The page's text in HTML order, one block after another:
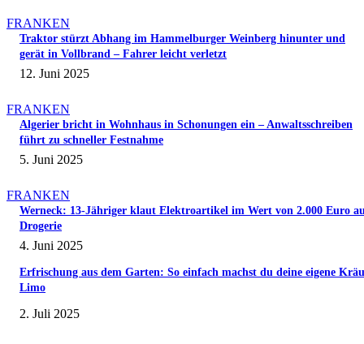
FRANKEN
Traktor stürzt Abhang im Hammelburger Weinberg hinunter und
gerät in Vollbrand – Fahrer leicht verletzt
12. Juni 2025
FRANKEN
Algerier bricht in Wohnhaus in Schonungen ein – Anwaltsschreiben
führt zu schneller Festnahme
5. Juni 2025
FRANKEN
Werneck: 13-Jähriger klaut Elektroartikel im Wert von 2.000 Euro
Drogerie
4. Juni 2025
Erfrischung aus dem Garten: So einfach machst du deine eigene
Limo
2. Juli 2025